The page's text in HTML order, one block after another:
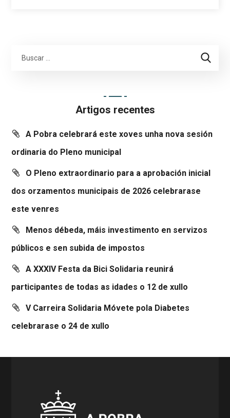
Artigos recentes
A Pobra celebrará este xoves unha nova sesión
ordinaria do Pleno municipal
O Pleno extraordinario para a aprobación inicial
dos orzamentos municipais de 2026 celebrarase
este venres
Menos débeda, máis investimento en servizos
públicos e sen subida de impostos
A XXXIV Festa da Bici Solidaria reunirá
participantes de todas as idades o 12 de xullo
V Carreira Solidaria Móvete pola Diabetes
celebrarase o 24 de xullo